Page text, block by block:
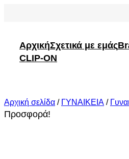
ΑρχικήΣχετικά με εμάς
CLIP-ON
Αρχική σελίδα / ΓΥΝΑΙΚΕΙΑ /
Προσφορά!